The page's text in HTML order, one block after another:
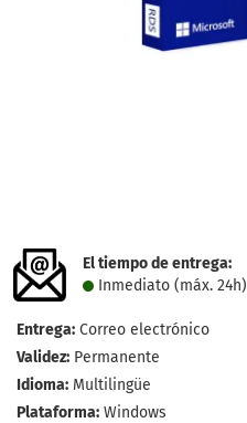
El tiempo de entrega:
Inmediato (máx. 24h)
Entrega: Correo electrónico
Validez: Permanente
Idioma: Multilingüe
Plataforma: Windows